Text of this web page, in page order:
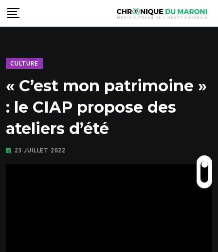
Skip
to
CULTURE
« C’est mon patrimoine »
: le CIAP propose des
ateliers d’été
23 JUILLET 2022